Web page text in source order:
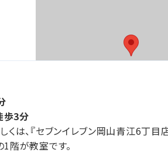
歩3分
くは、『セブンイレブン岡山青江6丁目
1階が教室です。